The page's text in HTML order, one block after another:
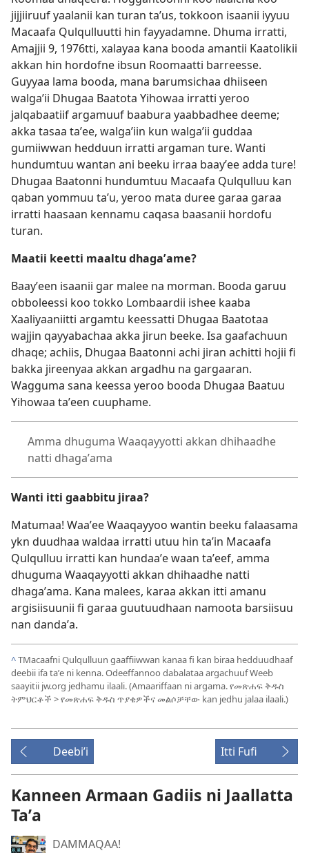
jijjiiruuf yaalanii kan turan taʼus, tokkoon isaanii iyyuu
Macaafa Qulqulluutti hin fayyadamne. Dhuma irratti,
Amajjii 9, 1976tti, xalayaa kana booda amantii Kaatolikii
akkan hin hordofne ibsun Roomaatti barreesse.
Guyyaa lama booda, mana barumsichaa dhiiseen
walgaʼii Dhugaa Baatota Yihowaa irratti yeroo
jalqabaatiif argamuuf baabura yaabbadhee deeme;
akka tasaa taʼee, walgaʼiin kun walgaʼii guddaa
gumiiwwan hedduun irratti argaman ture. Wanti
hundumtuu wantan ani beeku irraa baayʼee adda ture!
Dhugaa Baatonni hundumtuu Macaafa Qulqulluu kan
qaban yommuu taʼu, yeroo mata duree garaa garaa
irratti haasaan kennamu caqasa baasanii hordofu
turan.
Maatii keetti maaltu dhagaʼame?
Baayʼeen isaanii gar malee na morman. Booda garuu
obboleessi koo tokko Lombaardii ishee kaaba
Xaaliyaaniitti argamtu keessatti Dhugaa Baatotaa
wajjin qayyabachaa akka jirun beeke. Isa gaafachuun
dhaqe; achiis, Dhugaa Baatonni achi jiran achitti hojii fi
bakka jireenyaa akkan argadhu na gargaaran.
Wagguma sana keessa yeroo booda Dhugaa Baatuu
Yihowaa taʼeen cuuphame.
Amma dhuguma Waaqayyotti akkan dhihaadhe
natti dhagaʼama
Wanti itti gaabbitu jiraa?
Matumaa! Waaʼee Waaqayyoo wantin beeku falaasama
ykn duudhaa waldaa irratti utuu hin taʼin Macaafa
Qulqulluu irratti kan hundaaʼe waan taʼeef, amma
dhuguma Waaqayyotti akkan dhihaadhe natti
dhagaʼama. Kana malees, karaa akkan itti amanu
argisiisuunii fi garaa guutuudhaan namoota barsiisuu
nan dandaʼa.
^TMacaafni Qulqulluun gaaffiiwwan kanaa fi kan biraa hedduudhaaf
deebii ifa taʼe ni kenna. Odeeffannoo dabalataa argachuuf Weeb
saayitii jw.org jedhamu ilaali. (Amaariffaan ni argama. የመጽሐፍ ቅዱስ
ትምህርቶች > የመጽሐፍ ቅዱስ ጥያቄዎችና መልሶቻቸው kan jedhu jalaa ilaali.)
Deebiʼi Itti Fufi
Kanneen Armaan Gadiis ni Jaallatta
Taʼa
DAMMAQAA!